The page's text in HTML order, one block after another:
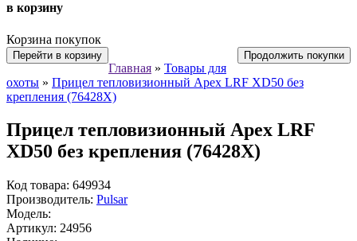
в корзину
Корзина покупок
Перейти в корзину Продолжить покупки
Главная » Товары для
охоты » Прицел тепловизионный Apex LRF XD50 без
крепления (76428X)
Прицел тепловизионный Apex LRF
XD50 без крепления (76428X)
Код товара: 649934
Производитель: Pulsar
Модель:
Артикул: 24956